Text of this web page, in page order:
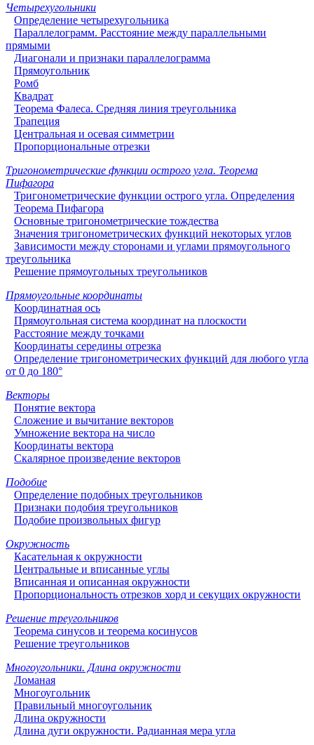
Четырехугольники
Определение четырехугольника
Параллелограмм. Расстояние между параллельными
прямыми
Диагонали и признаки параллелограмма
Прямоугольник
Ромб
Квадрат
Теорема Фалеса. Средняя линия треугольника
Трапеция
Центральная и осевая симметрии
Пропорциональные отрезки
Тригонометрические функции острого угла. Теорема
Пифагора
Тригонометрические функции острого угла. Определения
Теорема Пифагора
Основные тригонометрические тождества
Значения тригонометрических функций некоторых углов
Зависимости между сторонами и углами прямоугольного
треугольника
Решение прямоугольных треугольников
Прямоугольные координаты
Координатная ось
Прямоугольная система координат на плоскости
Расстояние между точками
Координаты середины отрезка
Определение тригонометрических функций для любого угла
от 0 до 180°
Векторы
Понятие вектора
Сложение и вычитание векторов
Умножение вектора на число
Координаты вектора
Скалярное произведение векторов
Подобие
Определение подобных треугольников
Признаки подобия треугольников
Подобие произвольных фигур
Окружность
Касательная к окружности
Центральные и вписанные углы
Вписанная и описанная окружности
Пропорциональность отрезков хорд и секущих окружности
Решение треугольников
Теорема синусов и теорема косинусов
Решение треугольников
Многоугольники. Длина окружности
Ломаная
Многоугольник
Правильный многоугольник
Длина окружности
Длина дуги окружности. Радианная мера угла